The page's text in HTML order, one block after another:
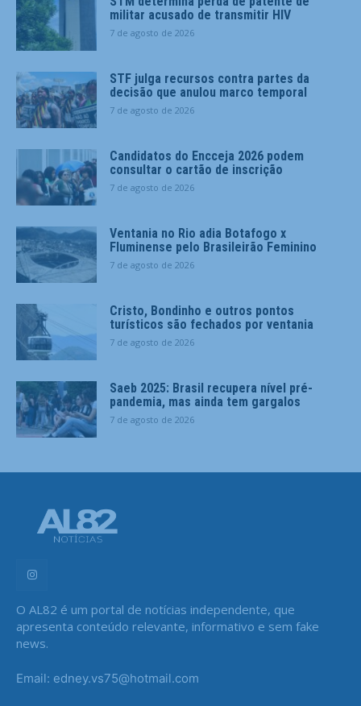
militar acusado de transmitir HIV
7 de agosto de 2026
STF julga recursos contra partes da
decisão que anulou marco temporal
7 de agosto de 2026
Candidatos do Encceja 2026 podem
consultar o cartão de inscrição
7 de agosto de 2026
Ventania no Rio adia Botafogo x
Fluminense pelo Brasileirão Feminino
7 de agosto de 2026
Cristo, Bondinho e outros pontos
turísticos são fechados por ventania
7 de agosto de 2026
Saeb 2025: Brasil recupera nível pré-
pandemia, mas ainda tem gargalos
7 de agosto de 2026
O AL82 é um portal de notícias independente, que
apresenta conteúdo relevante, informativo e sem fake
news.
Email: edney.vs75@hotmail.com